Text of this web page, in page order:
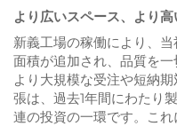
より広いスペース、より
新義工場の稼働により、
面積が追加され、品質を
より大規模な受注や短納
張は、過去1年間にわたり
連の投資の一環です。こ